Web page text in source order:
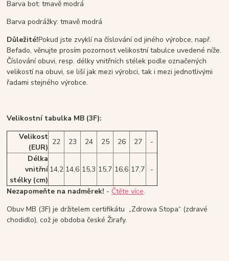
Barva bot: tmavě modrá
Barva podrážky: tmavě modrá
Důležité!Pokud jste zvyklí na číslování od jiného výrobce, např.
Befado, věnujte prosím pozornost velikostní tabulce uvedené níže.
Číslování obuvi, resp. délky vnitřních stélek podle označených
velikostí na obuvi, se liší jak mezi výrobci, tak i mezi jednotlivými
řadami stejného výrobce.
Velikostní tabulka MB (3F):
Velikost
(EUR)
22 23 24 25 26 27
-
Délka
vnitřní
stélky (cm)
14,2 14,6 15,3 15,7 16,6 17,7 -
Nezapomeňte na nadměrek! - Čtěte více.
Obuv MB (3F) je držitelem certifikátu „Zdrowa Stopa“ (zdravé
chodidlo), což je obdoba české Žirafy.